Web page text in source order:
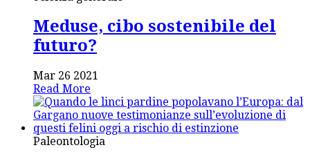
Meduse, cibo sostenibile del
futuro?
Mar 26 2021
Read More
Paleontologia